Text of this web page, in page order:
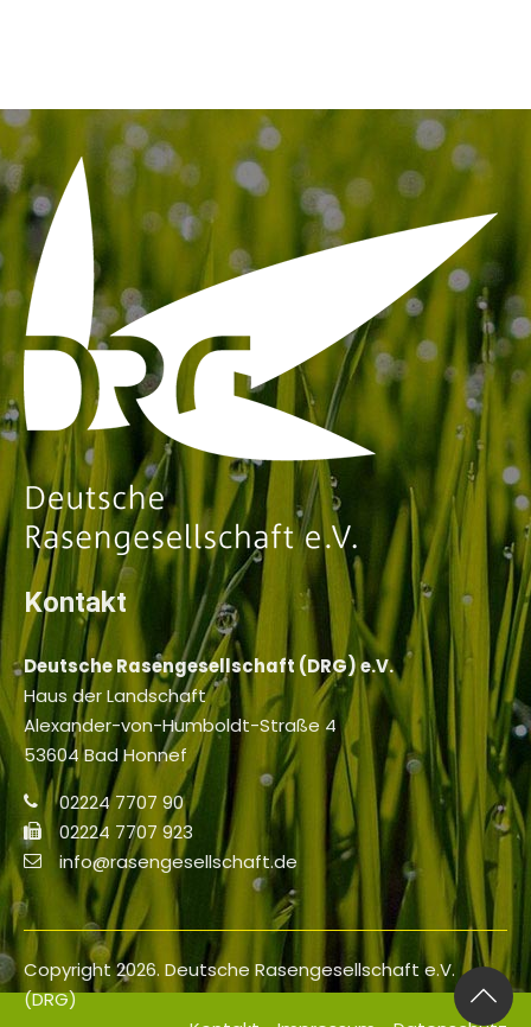
Kontakt
Deutsche Rasengesellschaft (DRG) e.V.
Haus der Landschaft
Alexander-von-Humboldt-Straße 4
53604 Bad Honnef
02224 7707 90
02224 7707 923
info@rasengesellschaft.de
Copyright 2026. Deutsche Rasengesellschaft e.V.
(DRG)